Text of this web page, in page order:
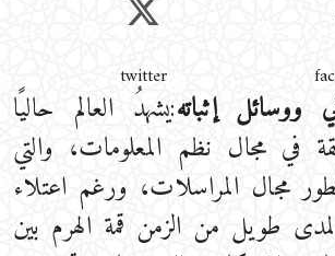
twitter
ووسائل إثباته:يشهدُ العالم حاليًا
في مجال نظم المعلومات، والتي
تطور مجال المراسلات، ورغم اعتلاء
طويل من الزمن قمة الهرم بين